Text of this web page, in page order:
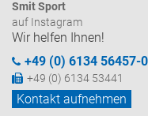
Smit Sport
auf Instagram
Wir helfen Ihnen!
+49 (0) 6134 56457-0
+49 (0) 6134 53441
Kontakt aufnehmen